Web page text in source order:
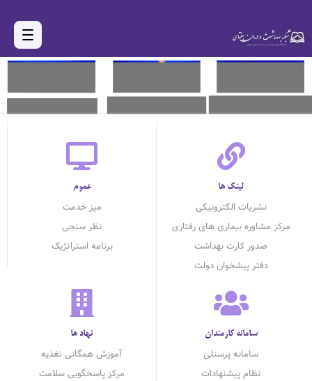
لینک ها
نشریات الکترونیکی
مرکز مشاوره بیماری های رفتاری
صدور کارت بهداشت
دفتر پیشخوان دولت
عموم
میز خدمت
نظر سنجی
برنامه استراتژیک
سامانه کارمندان
سامانه پرسنلی
نظام پیشنهادات
نهاد ها
آموزش همگانی تغذیه
مرکز پاسخگویی سلامت